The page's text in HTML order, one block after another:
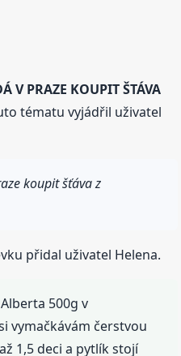
V PRAZE KOUPIT ŠTÁVA
tématu vyjádřil uživatel
koupit šťáva z
přidal uživatel Helena.
500g v
vymačkávám čerstvou
1,5 deci a pytlík stojí